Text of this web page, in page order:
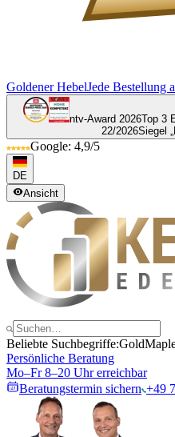
Goldener HebelJede Bestellung
ntv-Award 2026Top 3
22/2026Siegel
Google: 4,9/5
DE
Ansicht
Beliebte Suchbegriffe:Gold
Persönliche Beratung
Mo–Fr 8–20 Uhr erreichbar
Beratungstermin sichern +49